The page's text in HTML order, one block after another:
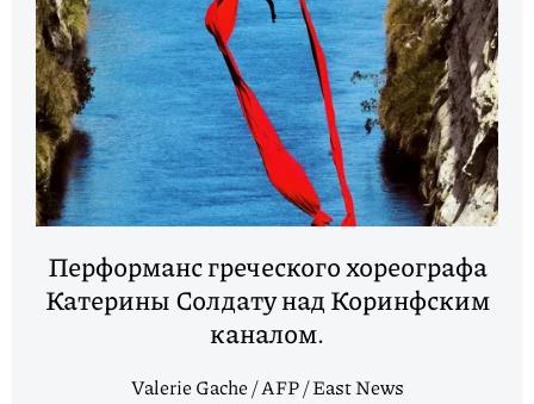
Перформанс греческого хореографа
Катерины Солдату над Коринфским
каналом.
Valerie Gache / AFP / East News